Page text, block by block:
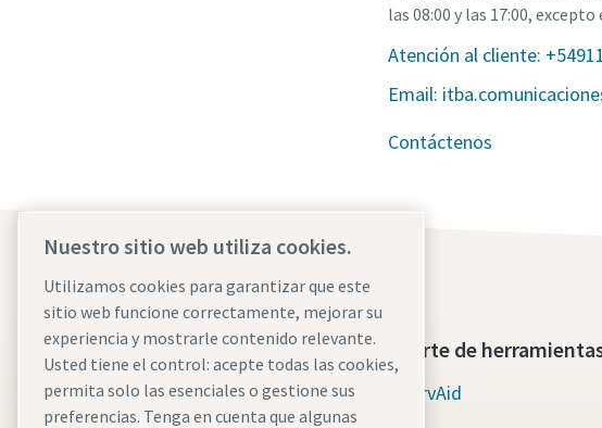
las 08:00 y las 17:00,
Atención al cliente:
Contáctenos
Quiénes somos
Atlas Copco Group
Soporte de
ServAid
Nuestro sitio web utiliza cookies.
Utilizamos cookies para garantizar que este
sitio web funcione correctamente, mejorar su
experiencia y mostrarle contenido relevante.
Usted tiene el control: acepte todas las cookies,
permita solo las esenciales o gestione sus
preferencias. Tenga en cuenta que algunas